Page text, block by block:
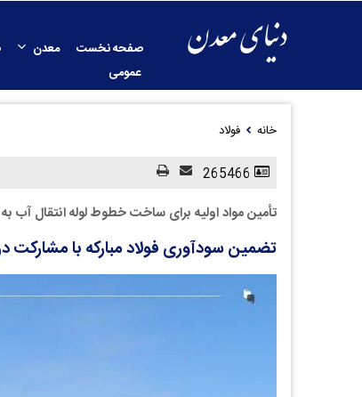
صفحه نخست معدن
عمومی
خانه فولاد
تأمین مواد اولیه برای ساخت خطوط لوله انتقال آب
تضمین سودآوری فولاد مبارکه با